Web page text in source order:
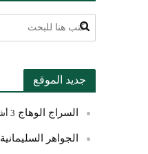
جديد الموقع
السراج الوهاج 3 أشهر مضى
الجواهر السليمانية